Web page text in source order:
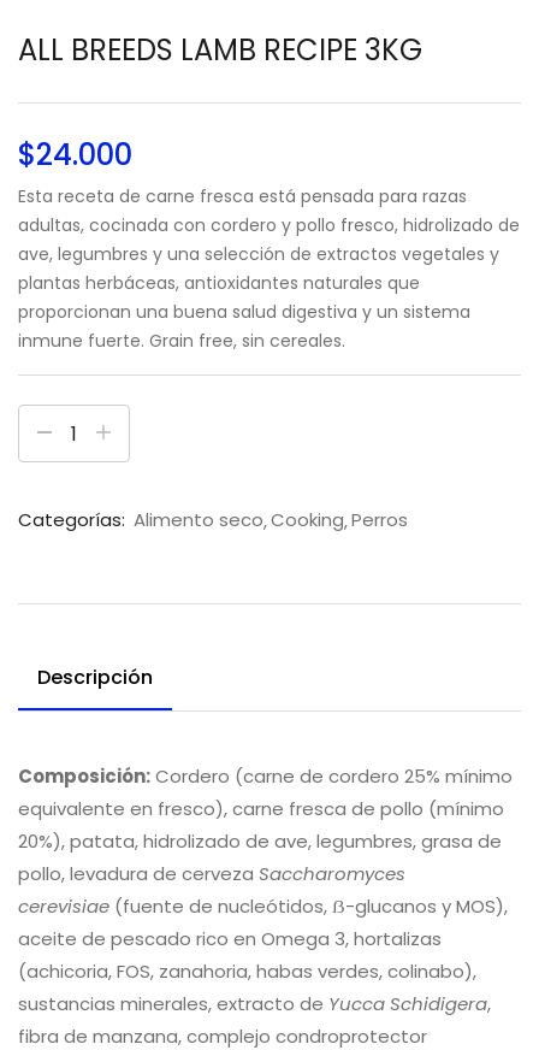
ALL BREEDS LAMB RECIPE 3KG
$24.000
Esta receta de carne fresca está pensada para razas
adultas, cocinada con cordero y pollo fresco, hidrolizado de
ave, legumbres y una selección de extractos vegetales y
plantas herbáceas, antioxidantes naturales que
proporcionan una buena salud digestiva y un sistema
inmune fuerte. Grain free, sin cereales.
Categorías: Alimento seco Cooking Perros
Descripción
Composición:Cordero (carne de cordero 25% mínimo
equivalente en fresco), carne fresca de pollo (mínimo
20%), patata, hidrolizado de ave, legumbres, grasa de
pollo, levadura de cerveza Saccharomyces
cerevisiae (fuente de nucleótidos, ẞ-glucanos y MOS),
aceite de pescado rico en Omega 3, hortalizas
(achicoria, FOS, zanahoria, habas verdes, colinabo),
sustancias minerales, extracto de Yucca Schidigera,
fibra de manzana, complejo condroprotector